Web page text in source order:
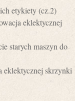
etykiety (cz.2)
eklektycznej
starych maszyn do
eklektycznej skrzynki